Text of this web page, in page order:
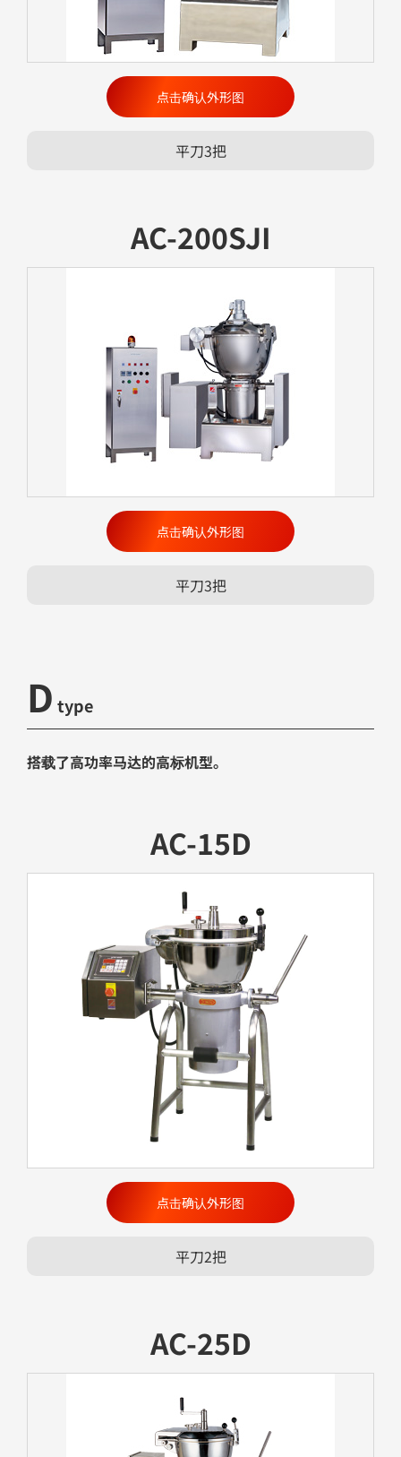
点击确认外形图
平刀3把
AC-200SJI
点击确认外形图
平刀3把
D type
搭载了高功率马达的高标机型。
AC-15D
点击确认外形图
平刀2把
AC-25D